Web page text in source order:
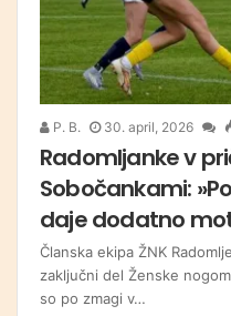
P. B. 30. april, 2026
Radomljanke v
Sobočankami:
daje dodatno
Članska ekipa ŽNK
zaključni del Ženske
so po zmagi v…